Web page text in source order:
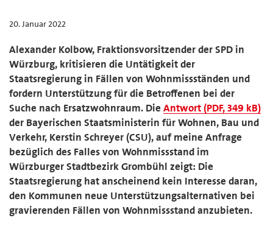
20. Januar 2022
Alexander Kolbow, Fraktionsvorsitzender der SPD in
Würzburg, kritisieren die Untätigkeit der
Staatsregierung in Fällen von Wohnmissständen und
fordern Unterstützung für die Betroffenen bei der
Suche nach Ersatzwohnraum. Die Antwort (PDF, 349 kB)
der Bayerischen Staatsministerin für Wohnen, Bau und
Verkehr, Kerstin Schreyer (CSU), auf meine Anfrage
bezüglich des Falles von Wohnmissstand im
Würzburger Stadtbezirk Grombühl zeigt: Die
Staatsregierung hat anscheinend kein Interesse daran,
den Kommunen neue Unterstützungsalternativen bei
gravierenden Fällen von Wohnmissstand anzubieten.